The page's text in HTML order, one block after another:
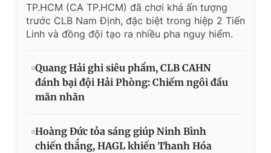
TP.HCM (CA TP.HCM) đã chơi khá ấn tượng
trước CLB Nam Định, đặc biệt trong hiệp 2 Tiến
Linh và đồng đội tạo ra nhiều pha nguy hiểm.
Quang Hải ghi siêu phẩm, CLB CAHN
đánh bại đội Hải Phòng: Chiếm ngôi đầu
mãn nhãn
Hoàng Đức tỏa sáng giúp Ninh Bình
chiến thắng, HAGL khiến Thanh Hóa